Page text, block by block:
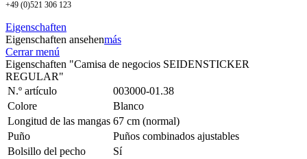
+49 (0)521 306 123
Eigenschaften
Eigenschaften ansehenmás
Cerrar menú
Eigenschaften "Camisa de negocios SEIDENSTICKER
REGULAR"
N.º artículo
003000-01.38
Colore
Blanco
Longitud de las mangas 67 cm (normal)
Puño
Puños combinados ajustables
Bolsillo del pecho
Sí